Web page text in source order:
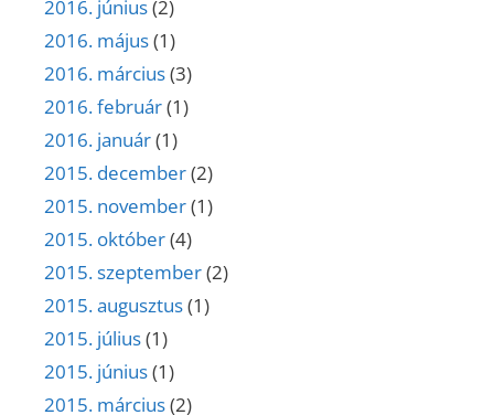
2016. június(2)
2016. május(1)
2016. március(3)
2016. február(1)
2016. január(1)
2015. december(2)
2015. november(1)
2015. október(4)
2015. szeptember(2)
2015. augusztus(1)
2015. július(1)
2015. június(1)
2015. március(2)